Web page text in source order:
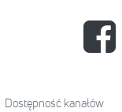
Dostępność kanałów